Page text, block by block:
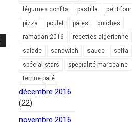
légumes confits
pastilla
petit four
pizza
poulet pâtes
quiches
ramadan 2016
recettes algerienne
salade
sandwich sauce
seffa
spécial stars
spécialité marocaine
terrine paté
décembre 2016
(22)
novembre 2016